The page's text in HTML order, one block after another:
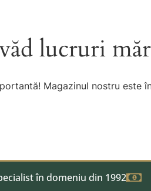
lucruri
Magazinul nostru este
în domeniu din 1992